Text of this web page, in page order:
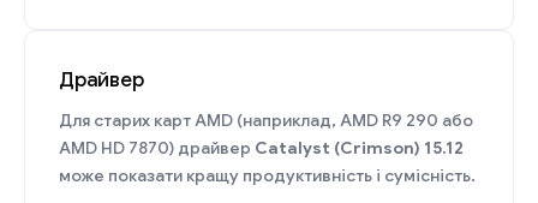
Драйвер
Для старих карт AMD (наприклад, AMD R9 290 або
AMD HD 7870) драйвер Catalyst (Crimson) 15.12
може показати кращу продуктивність і сумісність.